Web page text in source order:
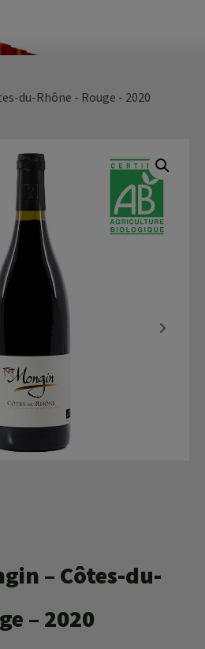
Sciences
du
vivant
Service
à
la
du-Rhône - Rouge - 2020
– Côtes-du-
– 2020